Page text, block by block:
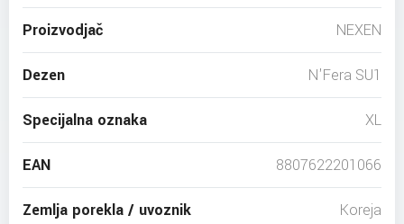
Proizvodjač NEXEN
Dezen N'Fera SU1
Specijalna oznaka XL
EAN 8807622201066
Zemlja porekla / uvoznik Koreja